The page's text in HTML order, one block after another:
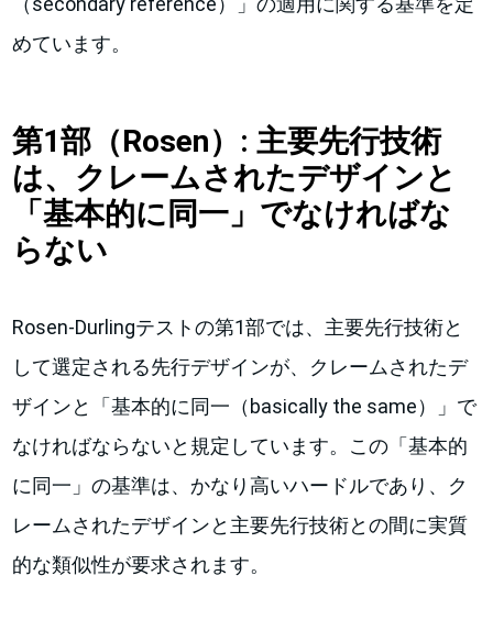
めています。
第1部（Rosen）: 主要先行技術
は、クレームされたデザインと
「基本的に同一」でなければな
らない
Rosen-Durlingテストの第1部では、主要先行技術と
して選定される先行デザインが、クレームされたデ
ザインと「基本的に同一（basically the same）」で
なければならないと規定しています。この「基本的
に同一」の基準は、かなり高いハードルであり、ク
レームされたデザインと主要先行技術との間に実質
的な類似性が要求されます。